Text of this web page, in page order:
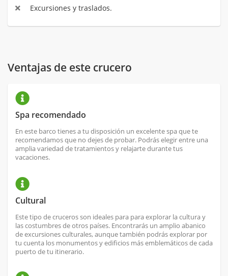
Excursiones y traslados.
Ventajas de este crucero
Spa recomendado
En este barco tienes a tu disposición un excelente spa que te
recomendamos que no dejes de probar. Podrás elegir entre una
amplia variedad de tratamientos y relajarte durante tus
vacaciones.
Cultural
Este tipo de cruceros son ideales para para explorar la cultura y
las costumbres de otros países. Encontrarás un amplio abanico
de excursiones culturales, aunque también podrás explorar por
tu cuenta los monumentos y edificios más emblemáticos de cada
puerto de tu itinerario.